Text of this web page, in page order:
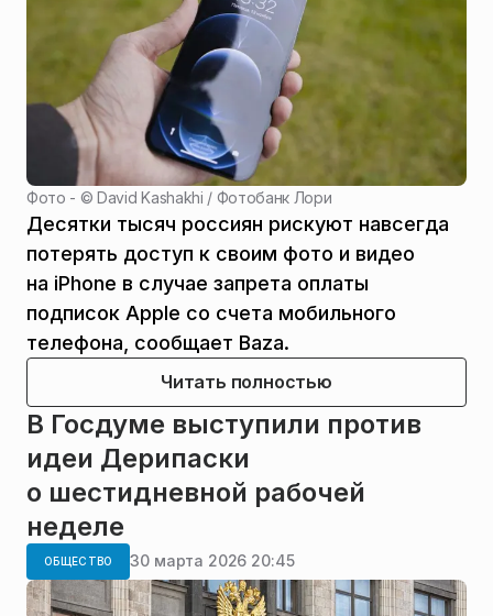
Фото - ©David Kashakhi / Фотобанк Лори
Десятки тысяч россиян рискуют навсегда
потерять доступ к своим фото и видео
на iPhone в случае запрета оплаты
подписок Apple со счета мобильного
телефона, сообщает Baza.
Читать полностью
В Госдуме выступили против
идеи Дерипаски
о шестидневной рабочей
неделе
ОБЩЕСТВО 30 марта 2026 20:45